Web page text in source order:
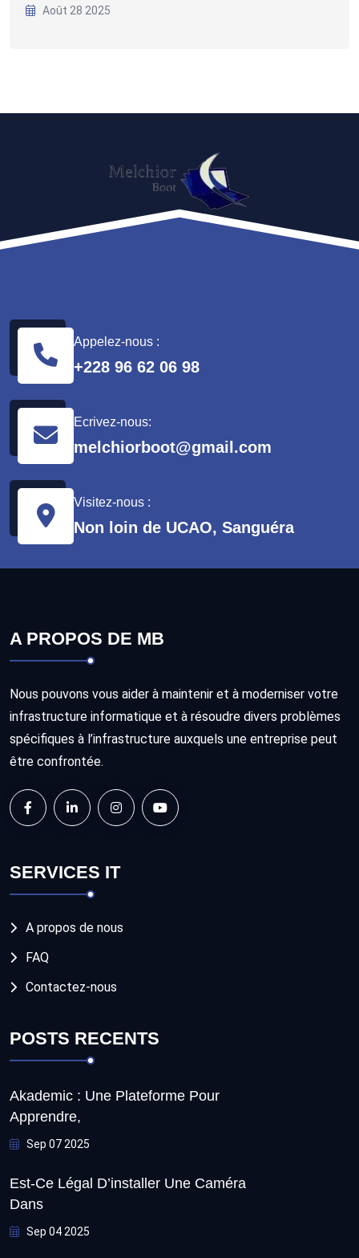
Août 28 2025
Appelez-nous :
+228 96 62 06 98
Ecrivez-nous:
melchiorboot@gmail.com
Visitez-nous :
Non loin de UCAO, Sanguéra
A PROPOS DE MB
Nous pouvons vous aider à maintenir et à moderniser votre
infrastructure informatique et à résoudre divers problèmes
spécifiques à l’infrastructure auxquels une entreprise peut
être confrontée.
SERVICES IT
A propos de nous
FAQ
Contactez-nous
POSTS RECENTS
Akademic : Une Plateforme Pour
Apprendre,
Sep 07 2025
Est-Ce Légal D’installer Une Caméra
Dans
Sep 04 2025